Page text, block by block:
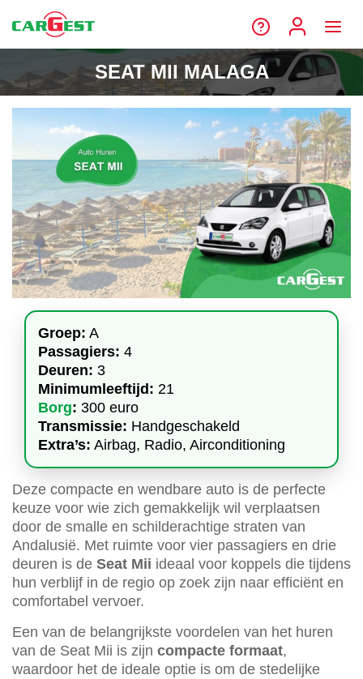
SEAT MII MALAGA
Groep: A
Passagiers: 4
Deuren: 3
Minimumleeftijd: 21
Borg: 300 euro
Transmissie: Handgeschakeld
Extra’s: Airbag, Radio, Airconditioning
Deze compacte en wendbare auto is de perfecte
keuze voor wie zich gemakkelijk wil verplaatsen
door de smalle en schilderachtige straten van
Andalusië. Met ruimte voor vier passagiers en drie
deuren is de Seat Mii ideaal voor koppels die tijdens
hun verblijf in de regio op zoek zijn naar efficiënt en
comfortabel vervoer.
Een van de belangrijkste voordelen van het huren
van de Seat Mii is zijn compacte formaat,
waardoor het de ideale optie is om de stedelijke